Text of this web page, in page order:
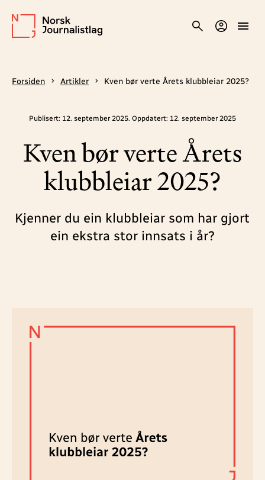
Forsiden Artikler Kven bør verte Årets klubbleiar 2025?
Publisert: 12. september 2025. Oppdatert: 12. september 2025
Kven bør verte Årets
klubbleiar 2025?
Kjenner du ein klubbleiar som har gjort
ein ekstra stor innsats i år?